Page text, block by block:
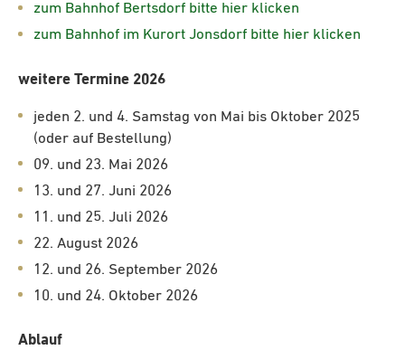
zum Bahnhof Bertsdorf bitte hier klicken
zum Bahnhof im Kurort Jonsdorf bitte hier klicken
weitere Termine 2026
jeden 2. und 4. Samstag von Mai bis Oktober 2025
(oder auf Bestellung)
09. und 23. Mai 2026
13. und 27. Juni 2026
11. und 25. Juli 2026
22. August 2026
12. und 26. September 2026
10. und 24. Oktober 2026
Ablauf